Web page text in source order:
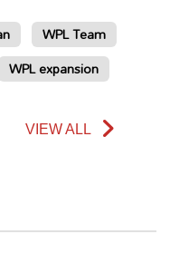
WPL Team
WPL expansion
VIEW ALL